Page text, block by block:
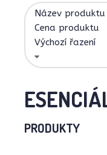
Název
Cena produktu
Výchozí řazení
PRODUKTY